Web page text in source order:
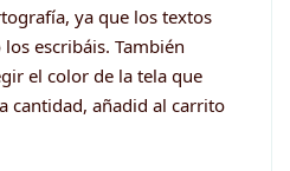
ya que los textos
escribáis. También
el color de la tela que
cantidad, añadid al carrito